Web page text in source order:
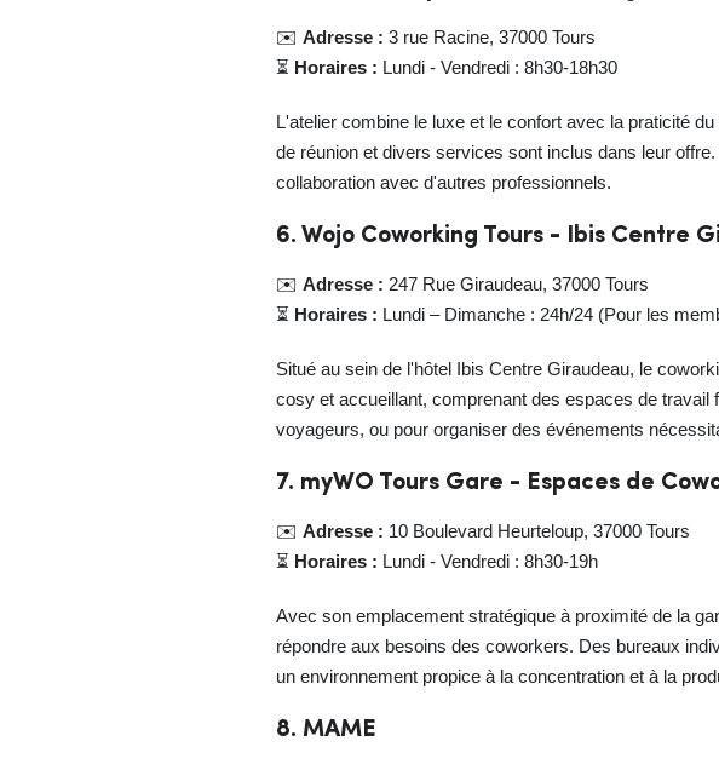
✉️ Adresse : 3 rue Racine, 37000 Tours
⏳ Horaires : Lundi - Vendredi : 8h30-18h30
L'atelier combine le luxe et le confort avec la praticité
de réunion et divers services sont inclus dans leur
collaboration avec d'autres professionnels.
6. Wojo Coworking Tours - Ibis Centre
✉️ Adresse : 247 Rue Giraudeau, 37000 Tours
⏳ Horaires : Lundi – Dimanche : 24h/24 (Pour les
Situé au sein de l'hôtel Ibis Centre Giraudeau, le
cosy et accueillant, comprenant des espaces de
voyageurs, ou pour organiser des événements
7. myWO Tours Gare - Espaces de
✉️ Adresse : 10 Boulevard Heurteloup, 37000 Tours
⏳ Horaires : Lundi - Vendredi : 8h30-19h
Avec son emplacement stratégique à proximité de la
répondre aux besoins des coworkers. Des bureaux
un environnement propice à la concentration et à la
8. MAME